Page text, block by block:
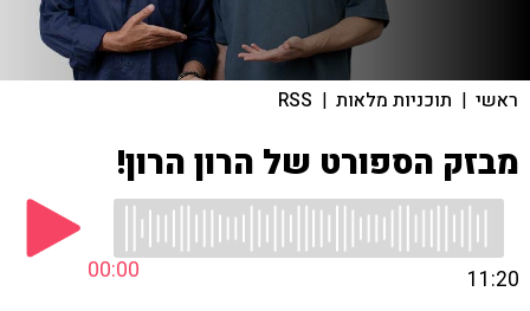
ראשי | תוכניות מלאות |
RSS
מבזק הספורט של הרון הרון!
00:00 11:20